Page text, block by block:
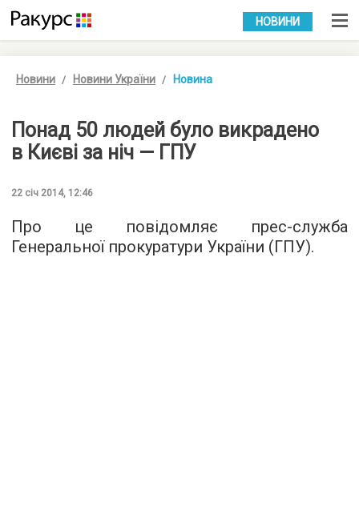
УКР РУС
НОВИНИ
Новини Новини України Новина
Понад 50 людей було викрадено
в Києві за ніч — ГПУ
22 січ 2014, 12:46
Про це повідомляє прес-служба
Генеральної прокуратури України (ГПУ).